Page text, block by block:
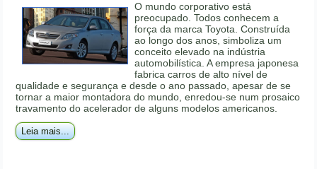
O mundo corporativo está
preocupado. Todos conhecem a
força da marca Toyota. Construída
ao longo dos anos, simboliza um
conceito elevado na indústria
automobilística. A empresa japonesa
fabrica carros de alto nível de
qualidade e segurança e desde o ano passado, apesar de se
tornar a maior montadora do mundo, enredou-se num prosaico
travamento do acelerador de alguns modelos americanos.
Leia mais...